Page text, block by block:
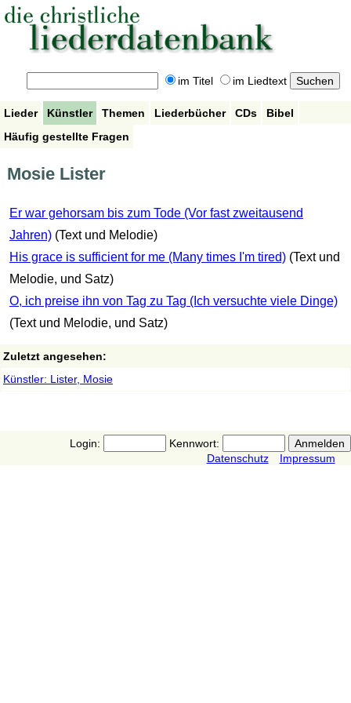
im Titel im Liedtext
Lieder Künstler Themen Liederbücher CDs
Bibel
Häufig gestellte Fragen
Mosie Lister
Er war gehorsam bis zum Tode (Vor fast zweitausend
Jahren) (Text und Melodie)
His grace is sufficient for me (Many times I'm tired) (Text und
Melodie, und Satz)
O, ich preise ihn von Tag zu Tag (Ich versuchte viele Dinge)
(Text und Melodie, und Satz)
Zuletzt angesehen:
Künstler: Lister, Mosie
Login:
Kennwort:
Datenschutz
Impressum